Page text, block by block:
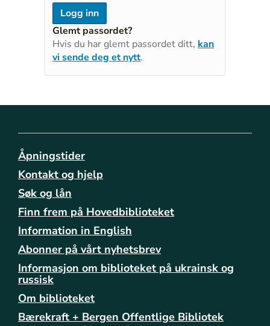
Glemt passordet?
Hvis du har glemt passordet ditt, kan
vi sende deg et nytt.
Åpningstider
Kontakt og hjelp
Søk og lån
Finn frem på Hovedbiblioteket
Information in English
Abonner på vårt nyhetsbrev
Informasjon om biblioteket på ukrainsk og
russisk
Om biblioteket
Bærekraft + Bergen Offentlige Bibliotek